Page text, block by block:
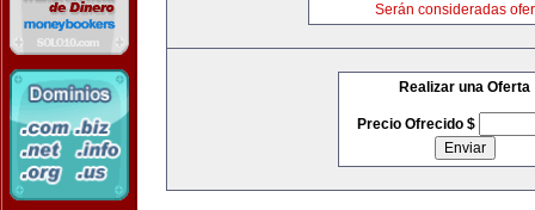
Serán consideradas
Realizar una Oferta
Precio Ofrecido $